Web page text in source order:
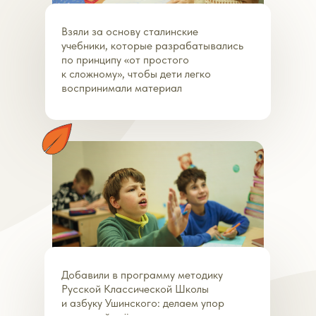
Добавили в программу методику
Русской Классической Школы
и азбуку Ушинского: делаем упор
Взяли за основу сталинские
учебники, которые разрабатывались
по принципу «от простого
к сложному», чтобы дети легко
воспринимали материал